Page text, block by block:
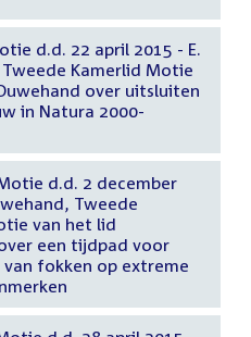
d.d. 22 april 2015 - E.
Kamerlid Motie
over uitsluiten
in Natura 2000-
d.d. 2 december
Tweede
van het lid
een tijdpad voor
fokken op extreme